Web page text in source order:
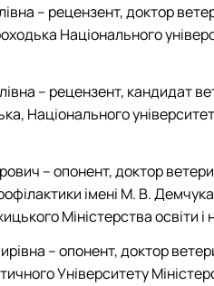
– рецензент, доктор
Національного
– рецензент, кандидат
Національного
– опонент, доктор
імені М. В.
Міністерства освіти і
– опонент, доктор
Університету